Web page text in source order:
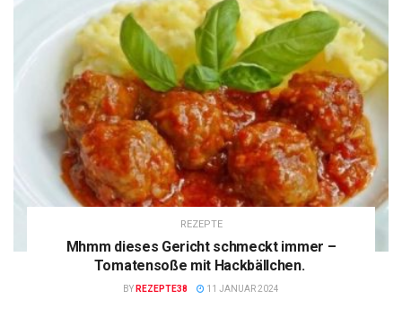
REZEPTE
Mhmm dieses Gericht schmeckt immer –
Tomatensoße mit Hackbällchen.
BY REZEPTE38 11 JANUAR 2024